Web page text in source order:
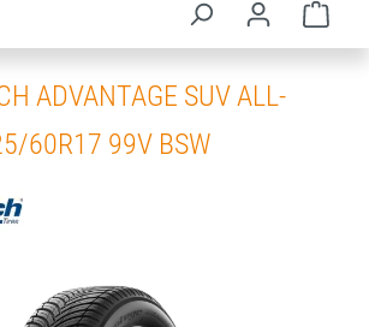
ADVANTAGE SUV ALL-
60R17 99V BSW